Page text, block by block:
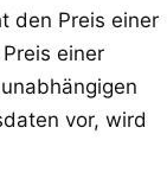
den Preis einer
einer
vor, wird